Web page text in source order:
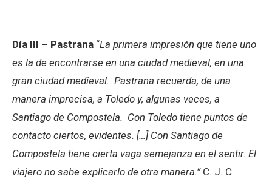
Día III – Pastrana “La primera impresión que tiene uno
es la de encontrarse en una ciudad medieval, en una
gran ciudad medieval. Pastrana recuerda, de una
manera imprecisa, a Toledo y, algunas veces, a
Santiago de Compostela. Con Toledo tiene puntos de
contacto ciertos, evidentes. […] Con Santiago de
Compostela tiene cierta vaga semejanza en el sentir. El
viajero no sabe explicarlo de otra manera.”C. J. C.